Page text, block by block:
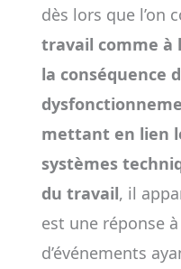
dès lors que l’on
travail comme à
la conséquence
mettant en lien
systèmes
du travail, il
est une réponse
d’événements